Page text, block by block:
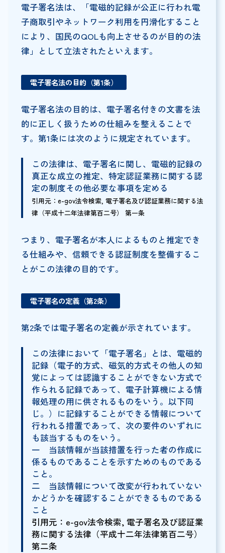
電子署名法は、「電磁的記録が公正に行われ電
子商取引やネットワーク利用を円滑化すること
により、国民のQOLも向上させるのが目的の法
律」として立法されたといえます。
電子署名法の目的（第1条）
電子署名法の目的は、電子署名付きの文書を法
的に正しく扱うための仕組みを整えることで
す。第1条には次のように規定されています。
この法律は、電子署名に関し、電磁的記録の
真正な成立の推定、特定認証業務に関する認
定の制度その他必要な事項を定める
引用元：e-gov法令検索, 電子署名及び認証業務に関する法
律（平成十二年法律第百二号） 第一条
つまり、電子署名が本人によるものと推定でき
る仕組みや、信頼できる認証制度を整備するこ
とがこの法律の目的です。
電子署名の定義（第2条）
第2条では電子署名の定義が示されています。
この法律において「電子署名」とは、電磁的
記録（電子的方式、磁気的方式その他人の知
覚によっては認識することができない方式で
作られる記録であって、電子計算機による情
報処理の用に供されるものをいう。以下同
じ。）に記録することができる情報について
行われる措置であって、次の要件のいずれに
も該当するものをいう。
一 当該情報が当該措置を行った者の作成に
係るものであることを示すためのものである
こと。
二 当該情報について改変が行われていない
かどうかを確認することができるものである
こと
引用元：e-gov法令検索, 電子署名及び認証業
務に関する法律（平成十二年法律第百二号）
第二条